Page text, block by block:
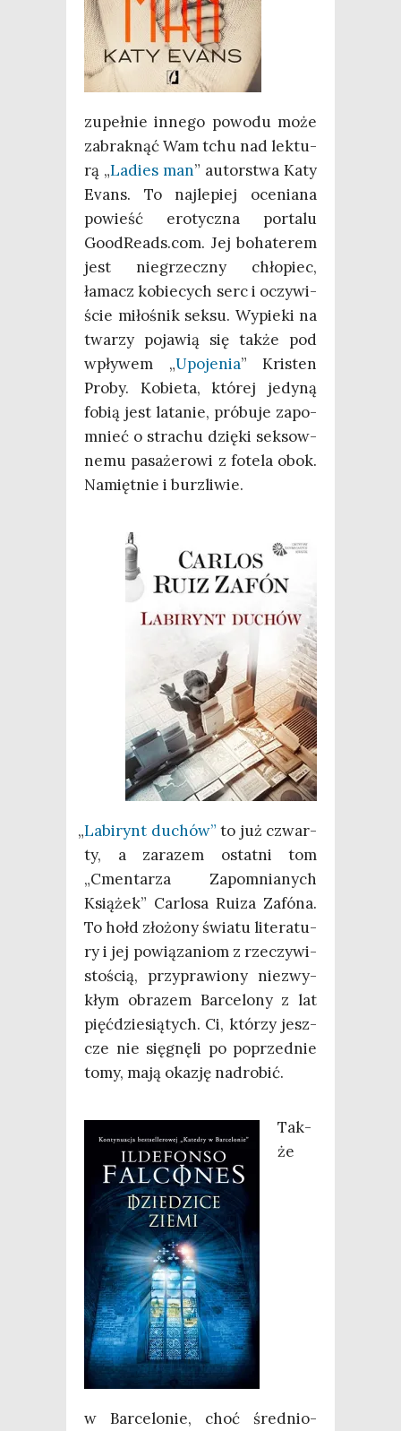
zupeł­nie inne­go powo­du może
zabrak­nąć Wam tchu nad lek­tu­
rą „Ladies man” autor­stwa Katy
Evans. To naj­le­piej oce­nia­na
powieść ero­tycz­na por­ta­lu
GoodReads.com. Jej boha­te­rem
jest nie­grzecz­ny chło­piec,
łamacz kobie­cych serc i oczy­wi­
ście miło­śnik sek­su. Wypie­ki na
twa­rzy poja­wią się tak­że pod
wpły­wem „Upo­je­nia” Kri­sten
Pro­by. Kobie­ta, któ­rej jedy­ną
fobią jest lata­nie, pró­bu­je zapo­
mnieć o stra­chu dzię­ki sek­sow­
ne­mu pasa­że­ro­wi z fote­la obok.
Namięt­nie i burzliwie.
„Labi­rynt duchów” to już czwar­
ty, a zara­zem ostat­ni tom
„Cmen­ta­rza Zapo­mnia­nych
Ksią­żek” Car­lo­sa Ruiza Zafó­na.
To hołd zło­żo­ny świa­tu lite­ra­tu­
ry i jej powią­za­niom z rze­czy­wi­
sto­ścią, przy­pra­wio­ny nie­zwy­
kłym obra­zem Bar­ce­lo­ny z lat
pięć­dzie­sią­tych. Ci, któ­rzy jesz­
cze nie się­gnę­li po poprzed­nie
tomy, mają oka­zję nadrobić.
Tak­
że
w Bar­ce­lo­nie, choć śre­dnio­